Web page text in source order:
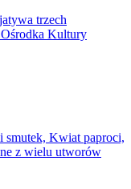
trzech
Kultury
smutek, Kwiat paproci,
z wielu utworów